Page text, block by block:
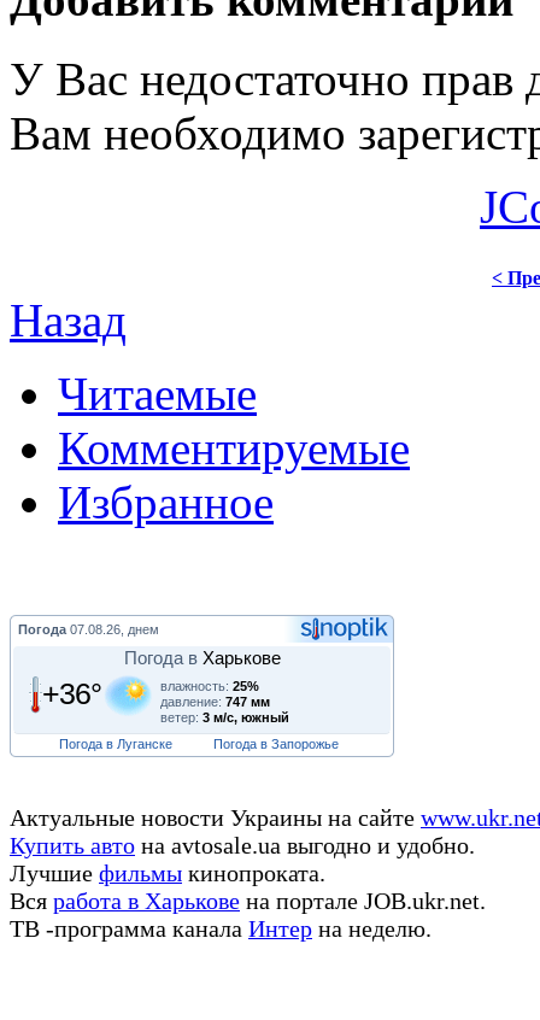
У Вас недостаточно прав
Вам необходимо
<
Назад
Читаемые
Комментируемые
Избранное
Погода 07.08.26, днем
Погода в Харькове
+36° влажность: 25%
давление: 747 мм
ветер: 3 м/с, южный
Погода в Луганске
Погода в Запорожье
Актуальные новости Украины на сайте
Купить авто на avtosale.ua выгодно и удобно.
Лучшие фильмы кинопроката.
Вся работа в Харькове на портале JOB.ukr.net.
ТВ -программа канала Интер на неделю.